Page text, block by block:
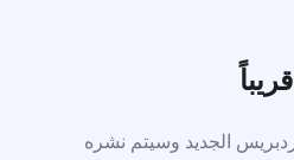
قريباً
الجديد وسيتم نشره